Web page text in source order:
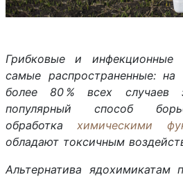
Грибковые и инфекционные
самые распространенные:
более 80 % всех случаев
популярный способ
обработкахимическими
обладают токсичным
Альтернатива ядохимикатам